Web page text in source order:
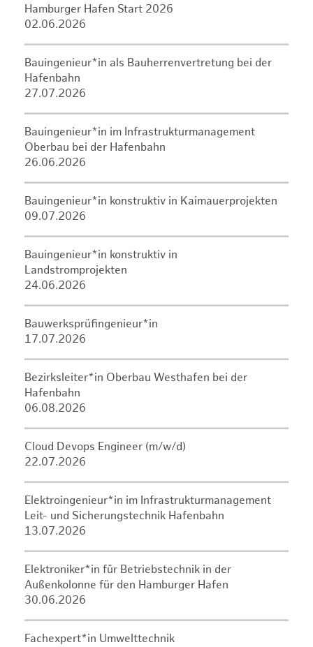
Hamburger Hafen Start 2026
02.06.2026
Bauingenieur*in als Bauherrenvertretung bei der
Hafenbahn
27.07.2026
Bauingenieur*in im Infrastrukturmanagement
Oberbau bei der Hafenbahn
26.06.2026
Bauingenieur*in konstruktiv in Kaimauerprojekten
09.07.2026
Bauingenieur*in konstruktiv in
Landstromprojekten
24.06.2026
Bauwerksprüfingenieur*in
17.07.2026
Bezirksleiter*in Oberbau Westhafen bei der
Hafenbahn
06.08.2026
Cloud Devops Engineer (m/w/d)
22.07.2026
Elektroingenieur*in im Infrastrukturmanagement
Leit- und Sicherungstechnik Hafenbahn
13.07.2026
Elektroniker*in für Betriebstechnik in der
Außenkolonne für den Hamburger Hafen
30.06.2026
Fachexpert*in Umwelttechnik